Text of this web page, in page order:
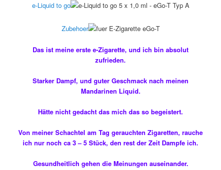
e-Liquid to go
Zubehoer
Das ist meine erste e-Zigarette, und ich bin absolut
zufrieden.
Starker Dampf, und guter Geschmack nach meinen
Mandarinen Liquid.
Hätte nicht gedacht das mich das so begeistert.
Von meiner Schachtel am Tag gerauchten Zigaretten, rauche
ich nur noch ca 3 – 5 Stück, den rest der Zeit Dampfe ich.
Gesundheitlich gehen die Meinungen auseinander.